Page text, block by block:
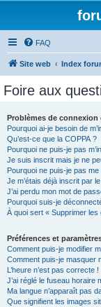
FAQ
Site web Index
Foire aux
Problèmes de connexion
Pourquoi ai-je besoin de
Qu’est-ce que la COPPA ?
Pourquoi ne puis-je pas
Je suis inscrit mais je ne
Pourquoi ne puis-je pas
Je m’étais déjà inscrit par
J’ai perdu mon mot de
Pourquoi suis-je
À quoi sert « Supprimer les
Préférences et
Comment puis-je modifier
Comment puis-je masquer
L’heure n’est pas correcte !
J’ai réglé le fuseau horaire
Ma langue n’apparaît pas
Que signifient les images